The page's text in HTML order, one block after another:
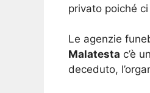
privato poiché
Le agenzie
Malatesta c’è
deceduto,